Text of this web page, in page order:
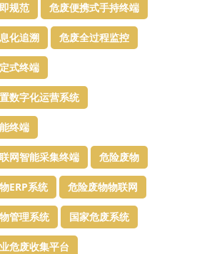
规范 危废便携式手持终端
化追溯 危废全过程监控
式终端
数字化运营系统
终端
网智能采集终端 危险废物
ERP系统 危险废物物联网
管理系统 国家危废系统
危废收集平台